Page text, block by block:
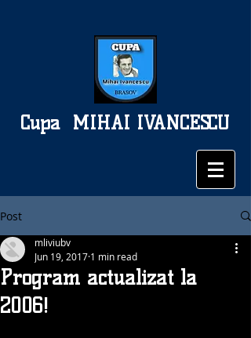
MIHAI IVANCESCU
Cupa
Post
Program actualizat la
2006!
mliviubv
Jun 19, 2017 1 min read